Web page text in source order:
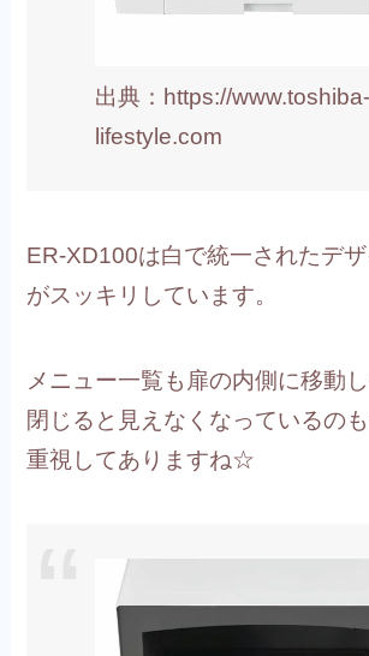
出典：https://www.toshiba-
lifestyle.com
ER-XD100は白で統一されたデ
がスッキリしています。
メニュー一覧も扉の内側に移動
閉じると見えなくなっているの
重視してありますね☆